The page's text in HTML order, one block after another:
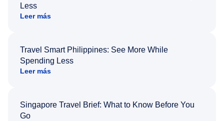
Less
Leer más
Travel Smart Philippines: See More While
Spending Less
Leer más
Singapore Travel Brief: What to Know Before You
Go